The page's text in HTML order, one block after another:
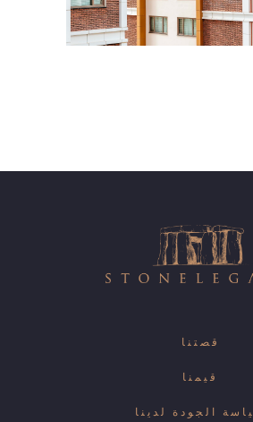
قصتنا
قيمنا
الجودة لدينا